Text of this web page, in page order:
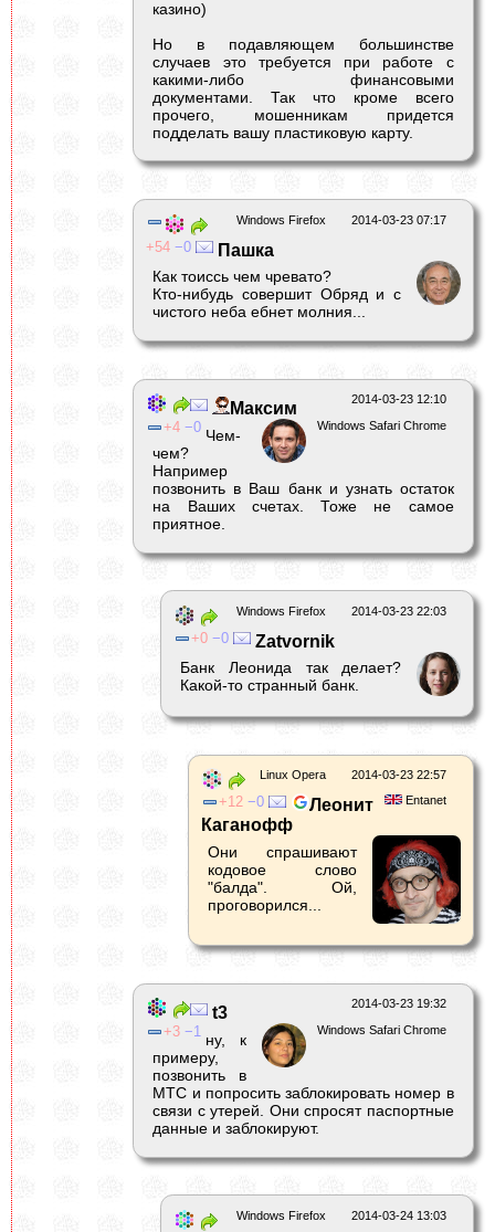
казино)
Но в подавляющем большинстве
случаев это требуется при работе с
какими-либо финансовыми
документами. Так что кроме всего
прочего, мошенникам придется
подделать вашу пластиковую карту.
2014-03-23 07:17
Windows Firefox
54 0 Пашка
Как тоиссь чем чревато?
Кто-нибудь совершит Обряд и с
чистого неба ебнет молния...
2014-03-23 12:10
Windows Safari Chrome
4 0
Максим
Чем-
чем?
Например
позвонить в Ваш банк и узнать остаток
на Ваших счетах. Тоже не самое
приятное.
2014-03-23 22:03
Windows Firefox
0 0 Zatvornik
Банк Леонида так делает?
Какой-то странный банк.
2014-03-23 22:57
Linux Opera
Entanet
12 0
Леонит
Каганофф
Они спрашивают
кодовое слово
"балда". Ой,
проговорился...
2014-03-23 19:32
Windows Safari Chrome
3 1
t3
ну, к
примеру,
позвонить в
МТС и попросить заблокировать номер в
связи с утерей. Они спросят паспортные
данные и заблокируют.
2014-03-24 13:03
Windows Firefox